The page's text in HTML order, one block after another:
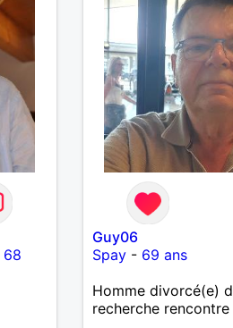
68
Guy06
Spay- 69 ans
Homme divorcé(e)
recherche rencontre